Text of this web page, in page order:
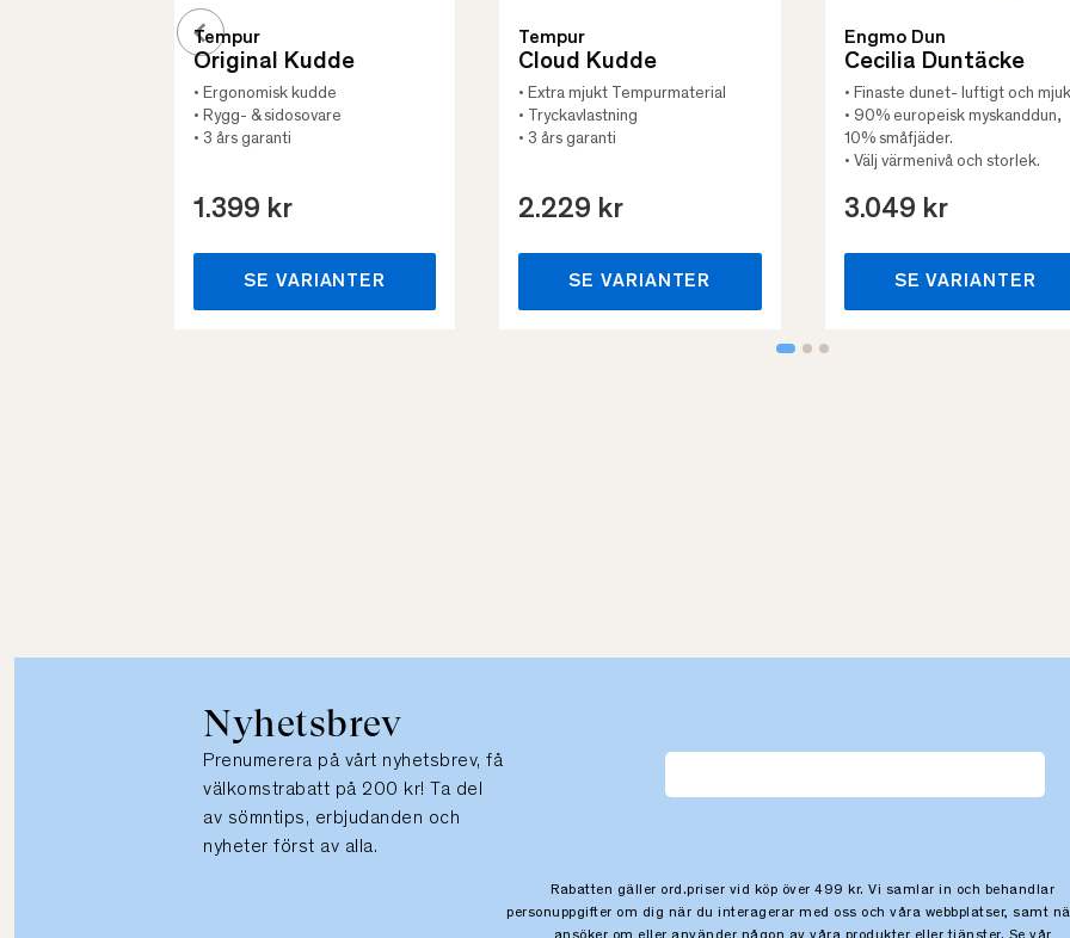
Tempur
Original Kudde
• Ergonomisk kudde
• Rygg- & sidosovare
• 3 års garanti
1.399 kr
SE VARIANTER
Tempur
Cloud Kudde
• Extra mjukt Tempurmaterial
• Tryckavlastning
• 3 års garanti
2.229 kr
SE VARIANTER
Engmo Dun
Cecilia Duntäcke
• Finaste dunet- luftigt och
• 90% europeisk myskanddun,
10% småfjäder.
• Välj värmenivå och storlek.
3.049 kr
SE VARIANTER
Nyhetsbrev
Prenumerera på vårt nyhetsbrev, få
välkomstrabatt på 200 kr! Ta del
av sömntips, erbjudanden och
nyheter först av alla.
Rabatten gäller ord.priser vid köp över 499 kr. Vi samlar in och behandlar
personuppgifter om dig när du interagerar med oss och våra webbplatser, samt